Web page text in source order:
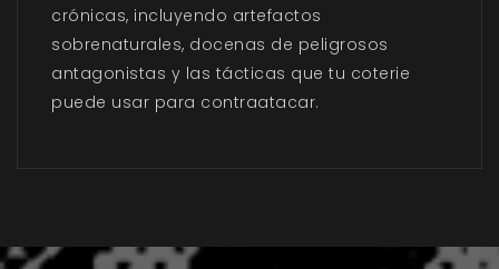
crónicas, incluyendo artefactos
sobrenaturales, docenas de peligrosos
antagonistas y las tácticas que tu coterie
puede usar para contraatacar.